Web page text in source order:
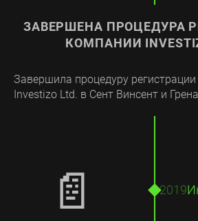
ЗАВЕРШЕНА ПРОЦЕДУРА
КОМПАНИИ
Завершила процедуру
Investizo Ltd. в Сент Винсент и
2019
📄